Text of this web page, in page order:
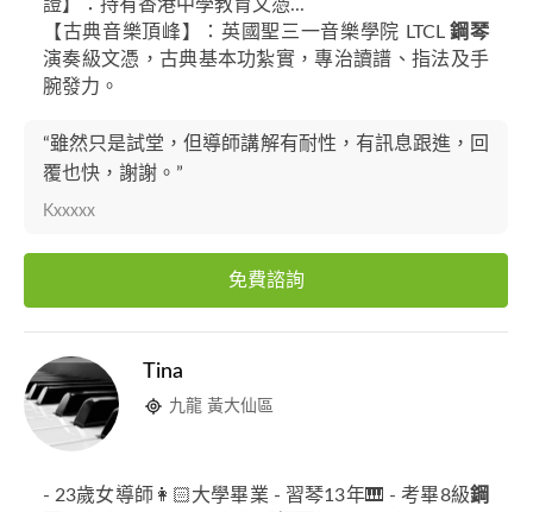
證】：持有香港中學教育文憑...
【古典音樂頂峰】：英國聖三一音樂學院 LTCL鋼琴
演奏級文憑，古典基本功紮實，專治讀譜、指法及手
腕發力。
“雖然只是試堂，但導師講解有耐性，有訊息跟進，回
覆也快，謝謝。”
Kxxxxx
免費諮詢
Tina
九龍 黃大仙區
- 23歲女導師👩🏻大學畢業 - 習琴13年🎹 - 考畢8級鋼